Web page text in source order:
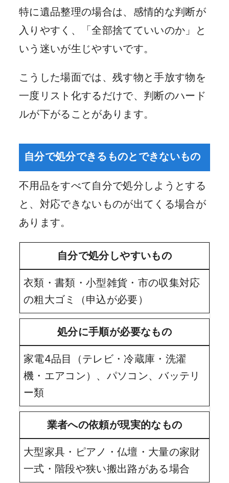
特に遺品整理の場合は、感情的な判断が
入りやすく、「全部捨てていいのか」と
いう迷いが生じやすいです。
こうした場面では、残す物と手放す物を
一度リスト化するだけで、判断のハード
ルが下がることがあります。
自分で処分できるものとできないもの
不用品をすべて自分で処分しようとする
と、対応できないものが出てくる場合が
あります。
自分で処分しやすいもの
衣類・書類・小型雑貨・市の収集対応
の粗大ゴミ（申込が必要）
処分に手順が必要なもの
家電4品目（テレビ・冷蔵庫・洗濯
機・エアコン）、パソコン、バッテリ
ー類
業者への依頼が現実的なもの
大型家具・ピアノ・仏壇・大量の家財
一式・階段や狭い搬出路がある場合